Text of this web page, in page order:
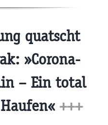
quatscht
»Corona-
– Ein total
+++